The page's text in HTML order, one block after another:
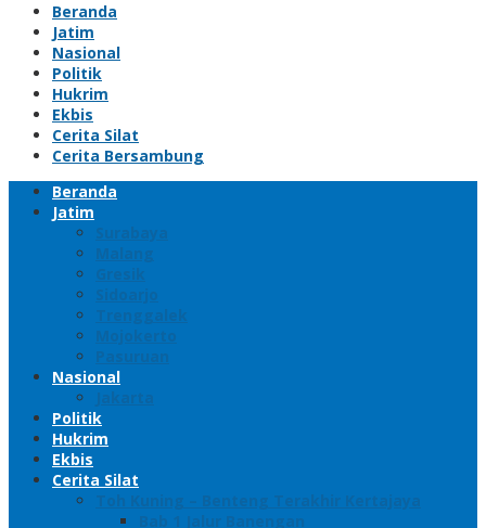
Beranda
Jatim
Nasional
Politik
Hukrim
Ekbis
Cerita Silat
Cerita Bersambung
Beranda
Jatim
Surabaya
Malang
Gresik
Sidoarjo
Trenggalek
Mojokerto
Pasuruan
Nasional
Jakarta
Politik
Hukrim
Ekbis
Cerita Silat
Toh Kuning – Benteng Terakhir Kertajaya
Bab 1 Jalur Banengan